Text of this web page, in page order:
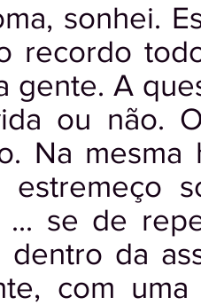
sonhei.
recordo
gente. A
ou não.
Na mesma
estremeço
se de
da
com